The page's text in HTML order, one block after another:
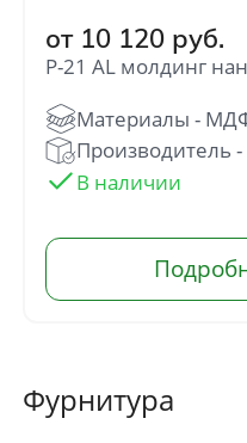
от 10 120 руб.
P-21 AL молдинг
Производитель
Фурнитура
соглашаетесь с
персональных